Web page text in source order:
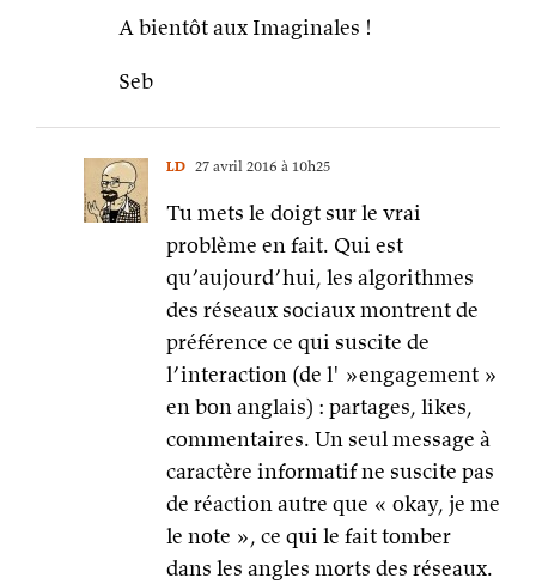
A bientôt aux Imaginales !
Seb
LD 27 avril 2016 à 10h25
Tu mets le doigt sur le vrai
problème en fait. Qui est
qu’aujourd’hui, les algorithmes
des réseaux sociaux montrent de
préférence ce qui suscite de
l’interaction (de l' »engagement »
en bon anglais) : partages, likes,
commentaires. Un seul message à
caractère informatif ne suscite pas
de réaction autre que « okay, je me
le note », ce qui le fait tomber
dans les angles morts des réseaux.